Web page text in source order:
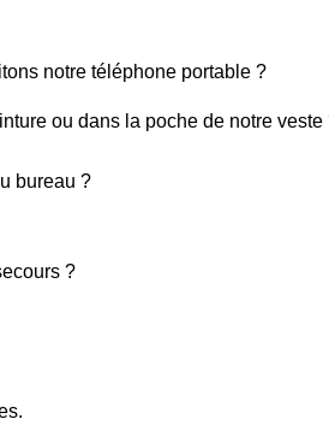
notre téléphone portable ?
ou dans la poche de notre veste
bureau ?
?